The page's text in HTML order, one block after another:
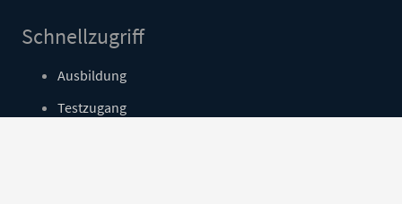
Schnellzugriff
Ausbildung
Testzugang